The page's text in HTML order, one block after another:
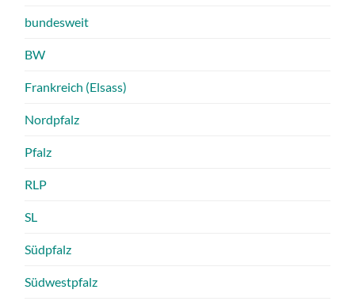
bundesweit
BW
Frankreich (Elsass)
Nordpfalz
Pfalz
RLP
SL
Südpfalz
Südwestpfalz